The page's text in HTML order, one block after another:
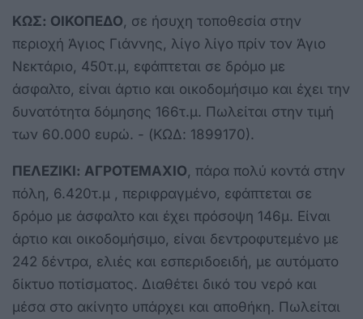
ΚΩΣ: ΟΙΚΟΠΕΔΟ , σε ήσυχη τοποθεσία στην
περιοχή Άγιος Γιάννης, λίγο λίγο πρίν τον Άγιο
Νεκτάριο, 450τ.μ, εφάπτεται σε δρόμο με
άσφαλτο, είναι άρτιο και οικοδομήσιμο και έχει την
δυνατότητα δόμησης 166τ.μ. Πωλείται στην τιμή
των 60.000 ευρώ. - (ΚΩΔ: 1899170).
ΠΕΛΕΖΙΚΙ: ΑΓΡΟΤΕΜΑΧΙΟ , πάρα πολύ κοντά στην
πόλη, 6.420τ.μ , περιφραγμένο, εφάπτεται σε
δρόμο με άσφαλτο και έχει πρόσοψη 146μ. Είναι
άρτιο και οικοδομήσιμο, είναι δεντροφυτεμένο με
242 δέντρα, ελιές και εσπεριδοειδή, με αυτόματο
δίκτυο ποτίσματος. Διαθέτει δικό του νερό και
μέσα στο ακίνητο υπάρχει και αποθήκη. Πωλείται